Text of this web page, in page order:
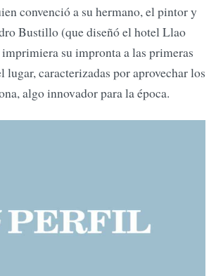
convenció a su hermano, el pintor y
Bustillo (que diseñó el hotel Llao
su impronta a las primeras
lugar, caracterizadas por aprovechar los
algo innovador para la época.